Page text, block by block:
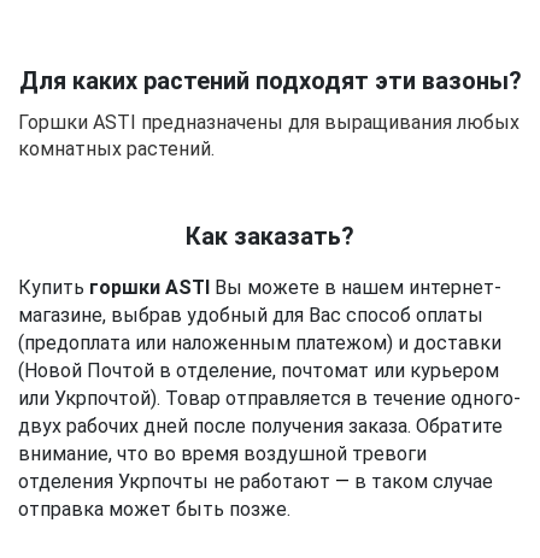
Для каких растений подходят эти вазоны?
Горшки ASTI предназначены для выращивания любых
комнатных растений.
Как заказать?
Купить горшки ASTI Вы можете в нашем интернет-
магазине, выбрав удобный для Вас способ оплаты
(предоплата или наложенным платежом) и доставки
(Новой Почтой в отделение, почтомат или курьером
или Укрпочтой). Товар отправляется в течение одного-
двух рабочих дней после получения заказа. Обратите
внимание, что во время воздушной тревоги
отделения Укрпочты не работают — в таком случае
отправка может быть позже.